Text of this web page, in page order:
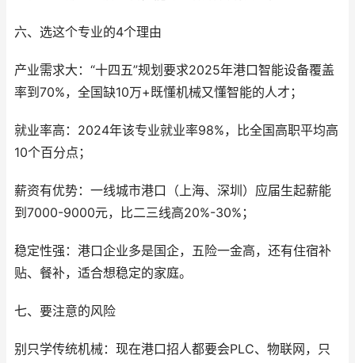
六、选这个专业的4个理由
产业需求大：“十四五”规划要求2025年港口智能设备覆盖
率到70%，全国缺10万+既懂机械又懂智能的人才；
就业率高：2024年该专业就业率98%，比全国高职平均高
10个百分点；
薪资有优势：一线城市港口（上海、深圳）应届生起薪能
到7000-9000元，比二三线高20%-30%；
稳定性强：港口企业多是国企，五险一金高，还有住宿补
贴、餐补，适合想稳定的家庭。
七、要注意的风险
别只学传统机械：现在港口招人都要会PLC、物联网，只